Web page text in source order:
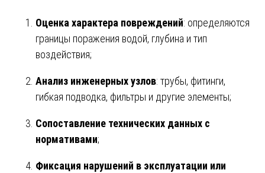
Оценка характера повреждений: определяются
границы поражения водой, глубина и тип
воздействия;
Анализ инженерных узлов: трубы, фитинги,
гибкая подводка, фильтры и другие элементы;
Сопоставление технических данных с
нормативами;
Фиксация нарушений в эксплуатации или